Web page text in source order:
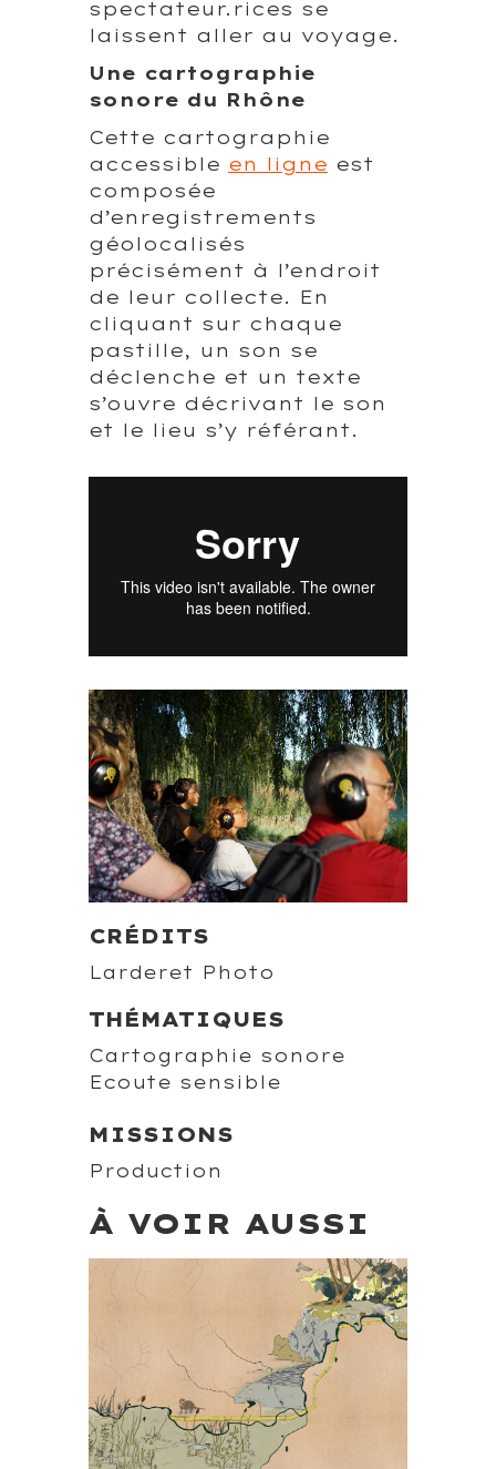
spectateur.rices se
laissent aller au voyage.
Une cartographie
sonore du Rhône
Cette cartographie
accessible en ligne est
composée
d’enregistrements
géolocalisés
précisément à l’endroit
de leur collecte. En
cliquant sur chaque
pastille, un son se
déclenche et un texte
s’ouvre décrivant le son
et le lieu s’y référant.
CRÉDITS
Larderet Photo
THÉMATIQUES
Cartographie sonore
Ecoute sensible
MISSIONS
Production
À VOIR AUSSI